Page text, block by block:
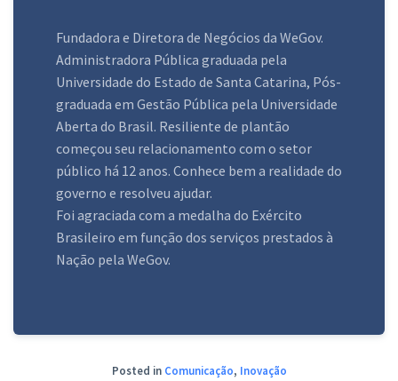
Fundadora e Diretora de Negócios da WeGov.
Administradora Pública graduada pela
Universidade do Estado de Santa Catarina, Pós-
graduada em Gestão Pública pela Universidade
Aberta do Brasil. Resiliente de plantão
começou seu relacionamento com o setor
público há 12 anos. Conhece bem a realidade do
governo e resolveu ajudar.
Foi agraciada com a medalha do Exército
Brasileiro em função dos serviços prestados à
Nação pela WeGov.
Posted in Comunicação, Inovação